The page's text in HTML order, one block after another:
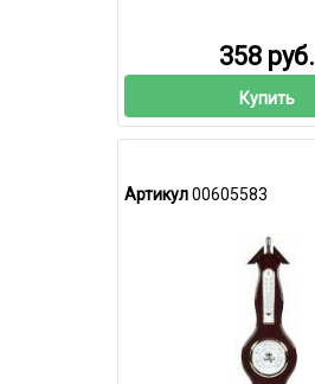
358 руб.
Купить
Артикул00605583